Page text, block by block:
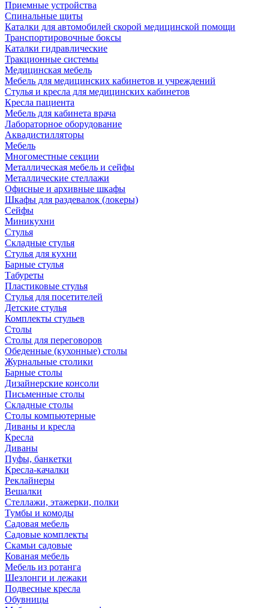
Приемные устройства
Спинальные щиты
Каталки для автомобилей скорой медицинской помощи
Транспортировочные боксы
Каталки гидравлические
Тракционные системы
Медицинская мебель
Мебель для медицинских кабинетов и учреждений
Стулья и кресла для медицинских кабинетов
Кресла пациента
Мебель для кабинета врача
Лабораторное оборудование
Аквадистилляторы
Мебель
Многоместные секции
Металлическая мебель и сейфы
Металлические стеллажи
Офисные и архивные шкафы
Шкафы для раздевалок (локеры)
Сейфы
Миникухни
Стулья
Складные стулья
Стулья для кухни
Барные стулья
Табуреты
Пластиковые стулья
Стулья для посетителей
Детские стулья
Комплекты стульев
Столы
Столы для переговоров
Обеденные (кухонные) столы
Журнальные столики
Барные столы
Дизайнерские консоли
Письменные столы
Складные столы
Столы компьютерные
Диваны и кресла
Кресла
Диваны
Пуфы, банкетки
Кресла-качалки
Реклайнеры
Вешалки
Стеллажи, этажерки, полки
Тумбы и комоды
Садовая мебель
Садовые комплекты
Скамьи садовые
Кованая мебель
Мебель из ротанга
Шезлонги и лежаки
Подвесные кресла
Обувницы